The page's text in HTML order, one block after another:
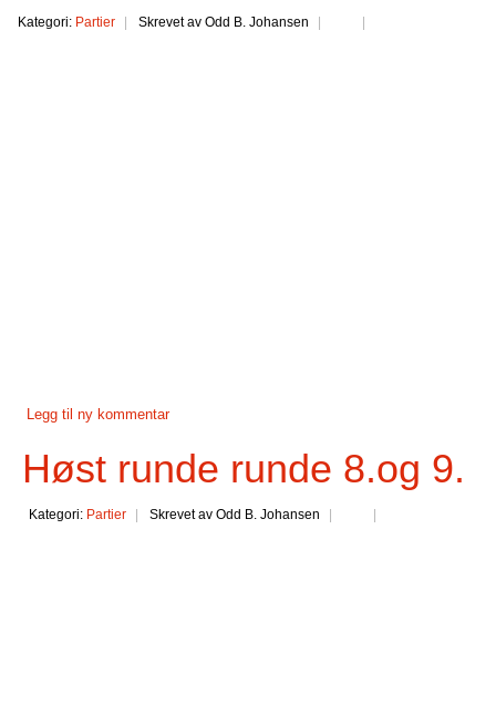
Kategori: Partier Skrevet av Odd B. Johansen
Legg til ny kommentar
Høst runde runde 8.og 9.
Kategori: Partier Skrevet av Odd B. Johansen